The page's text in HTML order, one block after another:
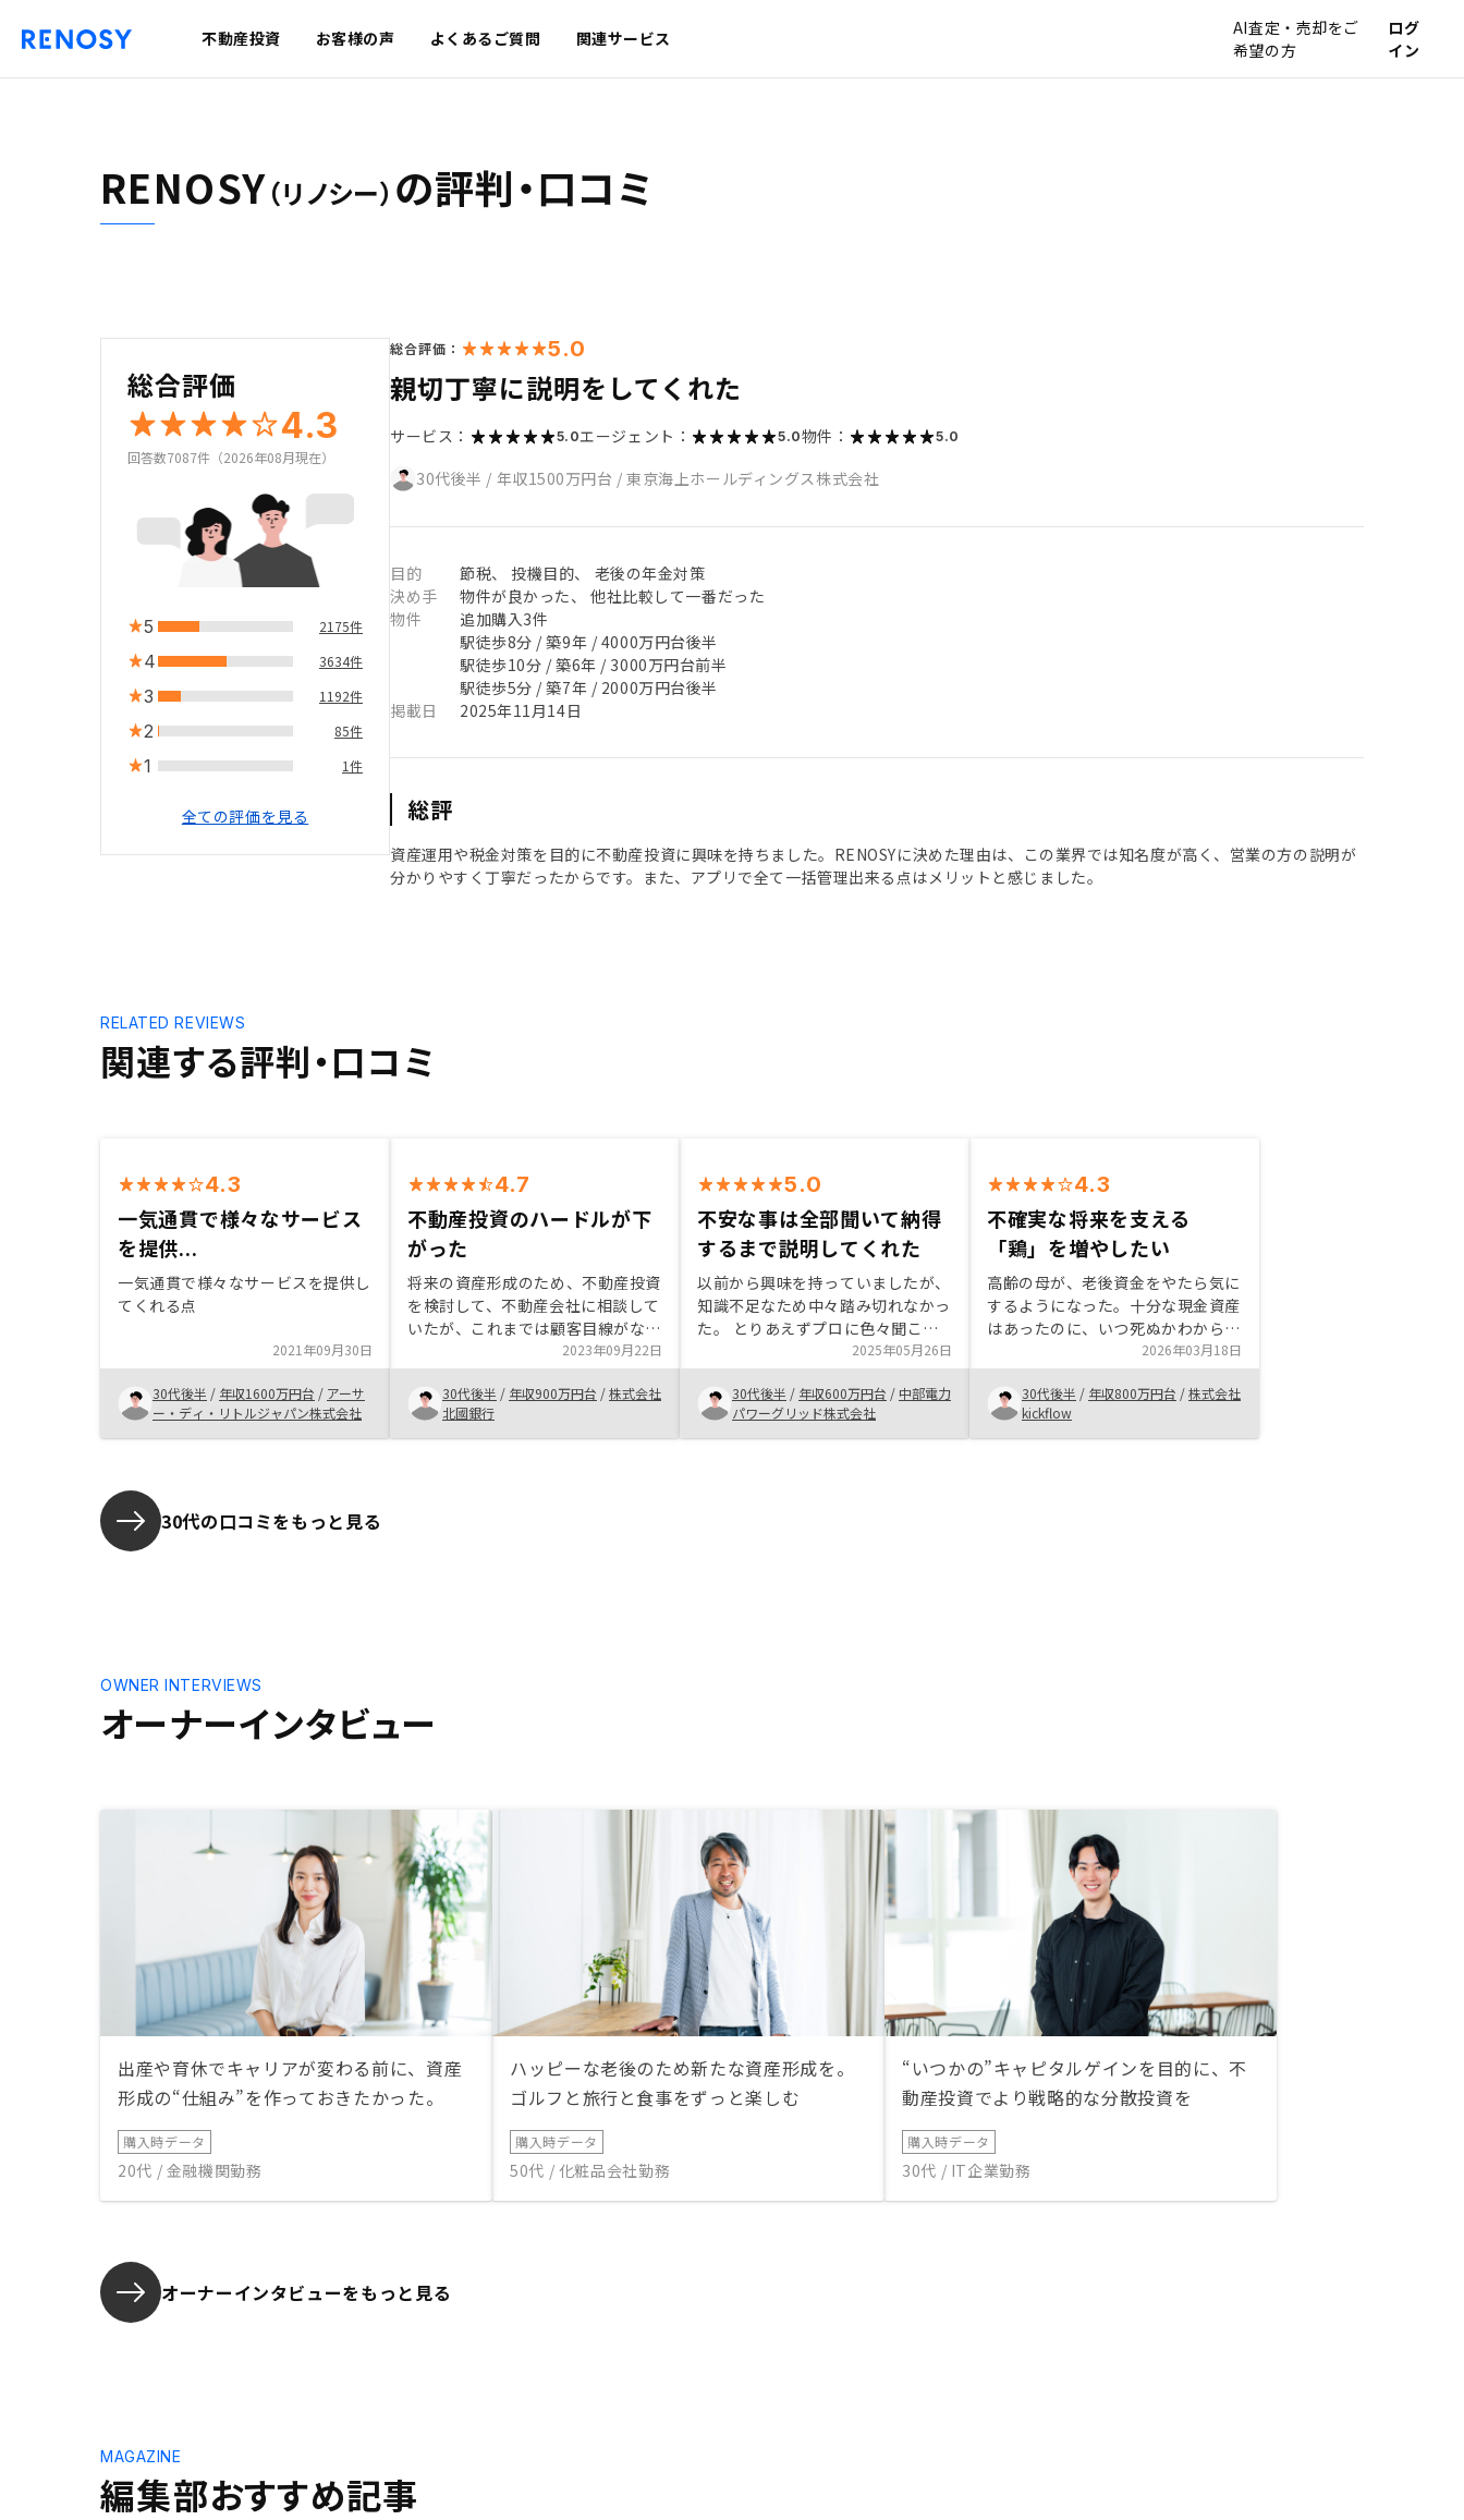
不動産投資 お客様の声 よくあるご質問 関連サービス
AI査定・売却をご
希望の方
ログ
イン
RENOSY（リノシー） の評判・口コミ
総合評価
4.3
回答数7087件（2026年08月現在）
5 2175件
4 3634件
3 1192件
2 85件
1 1件
全ての評価を見る
総合評価： 5.0
親切丁寧に説明をしてくれた
サービス： 5.0エージェント： 5.0物件： 5.0
30代後半 / 年収1500万円台 /東京海上ホールディングス株式会社
目的
節税、 投機目的、 老後の年金対策
決め手
物件が良かった、 他社比較して一番だった
物件
追加購入3件
駅徒歩8分 / 築9年 / 4000万円台後半
駅徒歩10分 / 築6年 / 3000万円台前半
駅徒歩5分 / 築7年 / 2000万円台後半
掲載日
2025年11月14日
総評
資産運用や税金対策を目的に不動産投資に興味を持ちました。RENOSYに決めた理由は、この業界では知名度が高く、営業の方の説明が
分かりやすく丁寧だったからです。また、アプリで全て一括管理出来る点はメリットと感じました。
関連する評判・口コミ
RELATED REVIEWS
4.3
一気通貫で様々なサービス
を提供...
一気通貫で様々なサービスを提供し
てくれる点
2021年09月30日
30代後半 / 年収1600万円台 / アーサ
ー・ディ・リトルジャパン株式会社
4.7
不動産投資のハードルが下
がった
将来の資産形成のため、不動産投資
を検討して、不動産会社に相談して
いたが、これまでは顧客目線がなか
った。 同社はしっかりとした説明
と対応だった。 提案してもらった
物件がとてもよく、納得して購入す
ることができた。 購入後のアフタ
ーフォローもアプリがあり、安心し
2023年09月22日
30代後半 / 年収900万円台 /株式会社
北國銀行
5.0
不安な事は全部聞いて納得
するまで説明してくれた
以前から興味を持っていましたが、
知識不足なため中々踏み切れなかっ
た。 とりあえずプロに色々聞こう
と思い、始めにリノシーさんに面談
予約をして、 説明を聞いている内
に不安感が払拭出来た。 やらない
理由はないと思い即決で購入を決め
た。
2025年05月26日
30代後半 / 年収600万円台 / 中部電力
パワーグリッド株式会社
4.3
不確実な将来を支える
「鶏」を増やしたい
高齢の母が、老後資金をやたら気に
するようになった。十分な現金資産
はあったのに、いつ死ぬかわからな
い・毎月入ってきていた金額が入っ
てこなくなる・体がどんどん不自由
になって思うようにいかない、、精
神的にストレスが大きかったようだ
った。自分も同じようにストレスを
2026年03月18日
30代後半 / 年収800万円台 /株式会社
kickflow
30代の口コミをもっと見る
オーナーインタビュー
OWNER INTERVIEWS
出産や育休でキャリアが変わる前に、資産
形成の“仕組み”を作っておきたかった。
購入時データ
20代 / 金融機関勤務
ハッピーな老後のため新たな資産形成を。
ゴルフと旅行と食事をずっと楽しむ
購入時データ
50代 / 化粧品会社勤務
“いつかの”キャピタルゲインを目的に、不
動産投資でより戦略的な分散投資を
購入時データ
30代 / IT企業勤務
オーナーインタビューをもっと見る
編集部おすすめ記事
MAGAZINE